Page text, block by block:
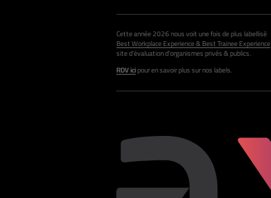
Cette année 2026 nous voit une fois de plus labellisé
Best Workplace Experience & Best Trainee Experience
site d’évaluation d’organismes privés & publics.
RDV icipour en savoir plus sur nos labels.